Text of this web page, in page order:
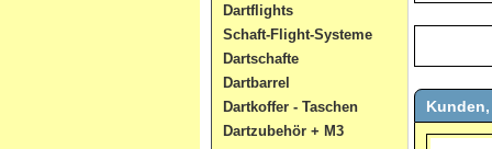
Dartflights
Schaft-Flight-Systeme
Dartschafte
Dartbarrel
Dartkoffer - Taschen
Dartzubehör + M3